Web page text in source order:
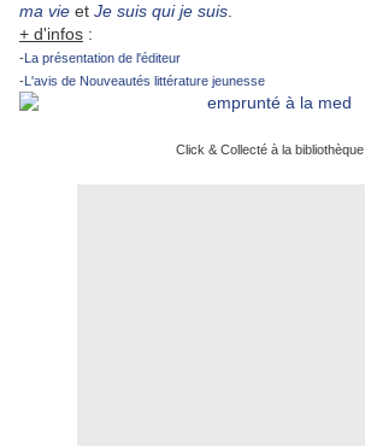
ma vie et Je suis qui je suis
+ d'infos :
-La présentation de l'éditeur
-L'avis de Nouveautés littérature jeunesse
Click & Collecté à la bibliothèque